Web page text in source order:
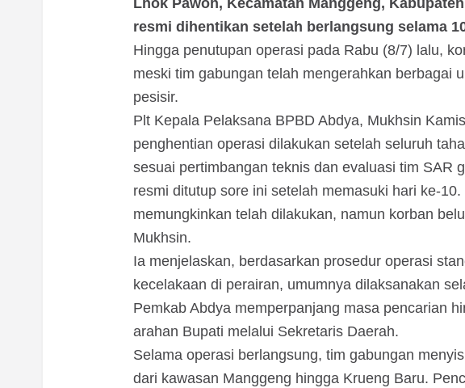
Lhok Pawoh, Kecamatan Manggeng,
resmi dihentikan setelah berlangsung selama
Hingga penutupan operasi pada Rabu (8/7) lalu,
meski tim gabungan telah mengerahkan berbagai
pesisir.
Plt Kepala Pelaksana BPBD Abdya, Mukhsin
penghentian operasi dilakukan setelah seluruh
sesuai pertimbangan teknis dan evaluasi tim SAR
resmi ditutup sore ini setelah memasuki hari ke-
memungkinkan telah dilakukan, namun korban
Mukhsin.
Ia menjelaskan, berdasarkan prosedur operasi
kecelakaan di perairan, umumnya dilaksanakan
Pemkab Abdya memperpanjang masa pencarian
arahan Bupati melalui Sekretaris Daerah.
Selama operasi berlangsung, tim gabungan
dari kawasan Manggeng hingga Krueng Baru.